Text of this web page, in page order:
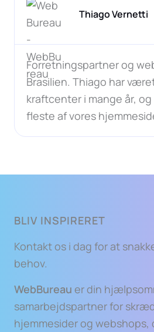
Thiago Vernetti
Forretningspartner og
Brasilien. Thiago har
kraftcenter i mange år,
fleste af vores
BLIV INSPIRERET
Kontakt os i dag for at
behov.
WebBureau er din
samarbejdspartner for
hjemmesider og